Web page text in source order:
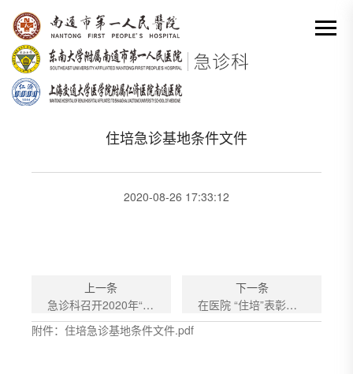
网站首页 - 教学 - 住培教学 - 住培急诊基地条件文件
分类出来 
住培急诊基地条件文件
2020-08-26 17:33:12
上一条
急诊科召开2020年“住培”学员工作会议
下一条
在医院 “住培”表彰大会上督导代表发言
附件：住培急诊基地条件文件.pdf